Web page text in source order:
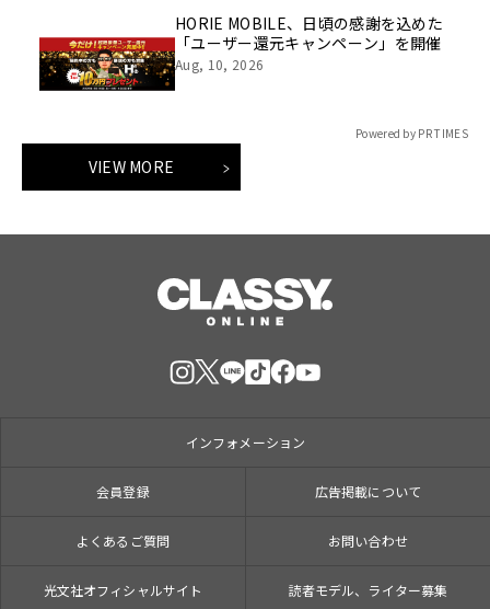
HORIE MOBILE、日頃の感謝を込めた
「ユーザー還元キャンペーン」を開催
Aug, 10, 2026
Powered by PR TIMES
VIEW MORE
インフォメーション
会員登録 広告掲載について
よくあるご質問 お問い合わせ
光文社オフィシャルサイト 読者モデル、ライター募集